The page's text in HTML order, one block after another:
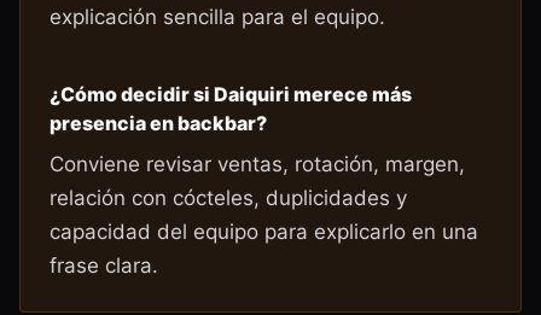
explicación sencilla para el equipo.
¿Cómo decidir si Daiquiri merece más
presencia en backbar?
Conviene revisar ventas, rotación, margen,
relación con cócteles, duplicidades y
capacidad del equipo para explicarlo en una
frase clara.